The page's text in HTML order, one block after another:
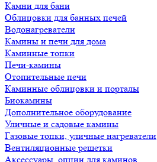
Камни для бани
Облицовки для банных печей
Водонагреватели
Камины и печи для дома
Каминные топки
Печи-камины
Отопительные печи
Каминные облицовки и порталы
Биокамины
Дополнительное оборудование
Уличные и садовые камины
Газовые топки, уличные нагреватели
Вентиляционные решетки
Аксессуары, опции для каминов